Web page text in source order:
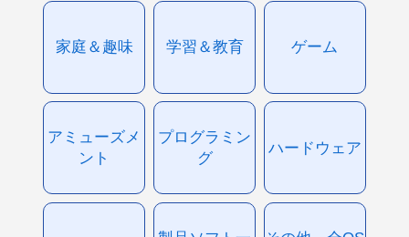
家庭＆趣味 学習＆教育 ゲーム
アミューズメ
ント
プログラミン
グ
ハードウェア